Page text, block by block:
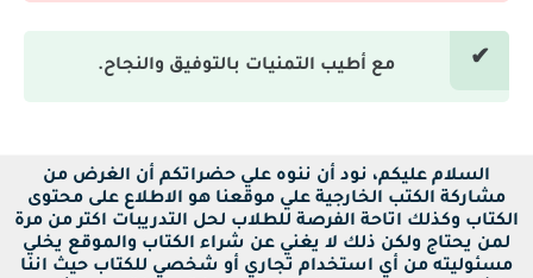
مع أطيب التمنيات بالتوفيق والنجاح.
السلام عليكم، نود أن ننوه علي حضراتكم أن الغرض من
مشاركة الكتب الخارجية علي موقعنا هو الاطلاع على محتوى
الكتاب وكذلك اتاحة الفرصة للطلاب لحل التدريبات اكتر من مرة
لمن يحتاج ولكن ذلك لا يغني عن شراء الكتاب والموقع يخلي
مسئوليته من أي استخدام تجاري أو شخصي للكتاب حيث اننا